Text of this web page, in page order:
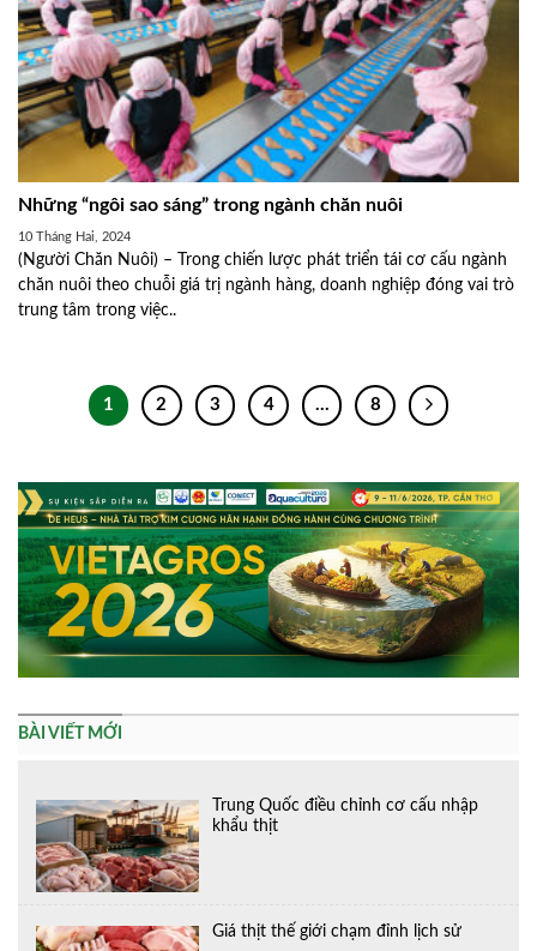
Những “ngôi sao sáng” trong ngành chăn nuôi
10 Tháng Hai, 2024
(Người Chăn Nuôi) – Trong chiến lược phát triển tái cơ cấu ngành
chăn nuôi theo chuỗi giá trị ngành hàng, doanh nghiệp đóng vai trò
trung tâm trong việc..
1 2 3 4 … 8
BÀI VIẾT MỚI
Trung Quốc điều chỉnh cơ cấu nhập
khẩu thịt
Giá thịt thế giới chạm đỉnh lịch sử